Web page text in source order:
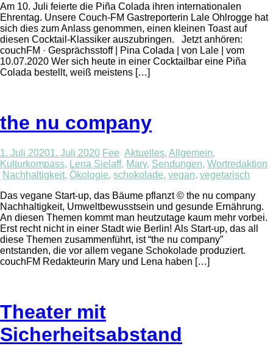
Am 10. Juli feierte die Piña Colada ihren internationalen
Ehrentag. Unsere Couch-FM Gastreporterin Lale Ohlrogge hat
sich dies zum Anlass genommen, einen kleinen Toast auf
diesen Cocktail-Klassiker auszubringen. Jetzt anhören:
couchFM · Gesprächsstoff | Pina Colada | von Lale | vom
10.07.2020 Wer sich heute in einer Cocktailbar eine Piña
Colada bestellt, weiß meistens […]
the nu company
1. Juli 20201. Juli 2020 Fee Aktuelles, Allgemein,
Kulturkompass, Lena Sielaff, Mary, Sendungen, Wortredaktion
Nachhaltigkeit, Ökologie, schokolade, vegan, vegetarisch
Das vegane Start-up, das Bäume pflanzt © the nu company
Nachhaltigkeit, Umweltbewusstsein und gesunde Ernährung.
An diesen Themen kommt man heutzutage kaum mehr vorbei.
Erst recht nicht in einer Stadt wie Berlin! Als Start-up, das all
diese Themen zusammenführt, ist “the nu company”
entstanden, die vor allem vegane Schokolade produziert.
couchFM Redakteurin Mary und Lena haben […]
Theater mit
Sicherheitsabstand